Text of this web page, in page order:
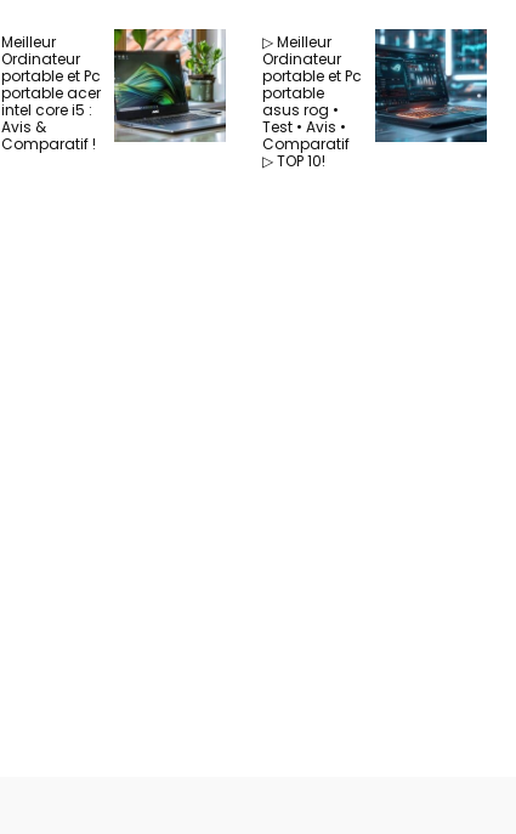
Meilleur
Ordinateur
portable et Pc
portable acer
intel core i5 :
Avis &
Comparatif !
▷ Meilleur
Ordinateur
portable et Pc
portable
asus rog •
Test • Avis •
Comparatif
▷ TOP 10!